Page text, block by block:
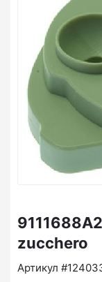
zucchero
Артикул